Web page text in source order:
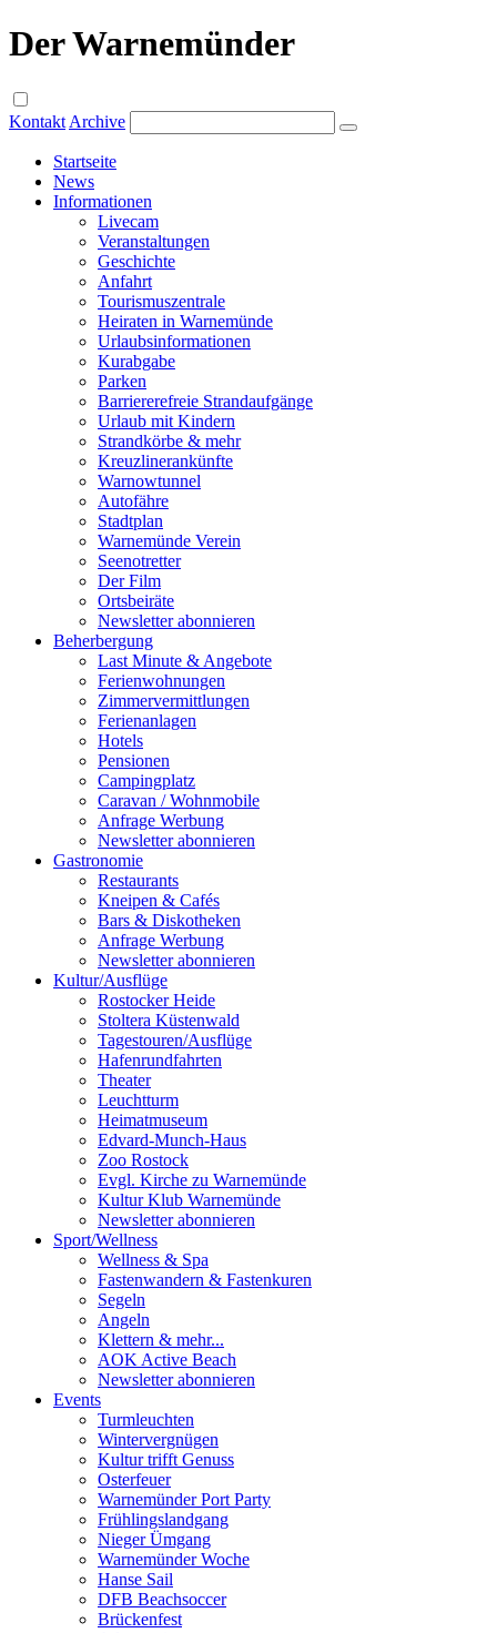
Der Warnemünder
Kontakt Archive
Startseite
News
Informationen
Livecam
Veranstaltungen
Geschichte
Anfahrt
Tourismuszentrale
Heiraten in Warnemünde
Urlaubsinformationen
Kurabgabe
Parken
Barriererefreie Strandaufgänge
Urlaub mit Kindern
Strandkörbe & mehr
Kreuzlinerankünfte
Warnowtunnel
Autofähre
Stadtplan
Warnemünde Verein
Seenotretter
Der Film
Ortsbeiräte
Newsletter abonnieren
Beherbergung
Last Minute & Angebote
Ferienwohnungen
Zimmervermittlungen
Ferienanlagen
Hotels
Pensionen
Campingplatz
Caravan / Wohnmobile
Anfrage Werbung
Newsletter abonnieren
Gastronomie
Restaurants
Kneipen & Cafés
Bars & Diskotheken
Anfrage Werbung
Newsletter abonnieren
Kultur/Ausflüge
Rostocker Heide
Stoltera Küstenwald
Tagestouren/Ausflüge
Hafenrundfahrten
Theater
Leuchtturm
Heimatmuseum
Edvard-Munch-Haus
Zoo Rostock
Evgl. Kirche zu Warnemünde
Kultur Klub Warnemünde
Newsletter abonnieren
Sport/Wellness
Wellness & Spa
Fastenwandern & Fastenkuren
Segeln
Angeln
Klettern & mehr...
AOK Active Beach
Newsletter abonnieren
Events
Turmleuchten
Wintervergnügen
Kultur trifft Genuss
Osterfeuer
Warnemünder Port Party
Frühlingslandgang
Nieger Ümgang
Warnemünder Woche
Hanse Sail
DFB Beachsoccer
Brückenfest